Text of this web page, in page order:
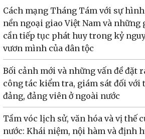
Cách mạng Tháng Tám với sự
nền ngoại giao Việt Nam và những
cần tiếp tục phát huy trong kỷ
vươn mình của dân tộc
Bối cảnh mới và những vấn đề đặt
công tác kiểm tra, giám sát đối với
đảng, đảng viên ở ngoài nước
Tầm vóc lịch sử, văn hóa và vị thế
nước: Khái niệm, nội hàm và định